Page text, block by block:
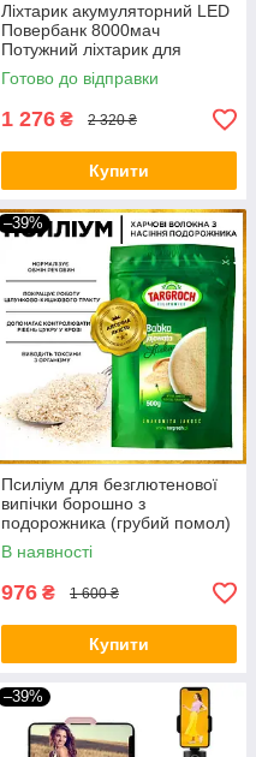
Ліхтарик акумуляторний LED
Повербанк 8000мач
Потужний ліхтарик для
освітлення будинку BIO
Готово до відправки
1 276 ₴ 2 320 ₴
Купити
–39%
Псиліум для безглютенової
випічки борошно з
подорожника (грубий помол)
1500 грам
В наявності
976 ₴ 1 600 ₴
Купити
–39%